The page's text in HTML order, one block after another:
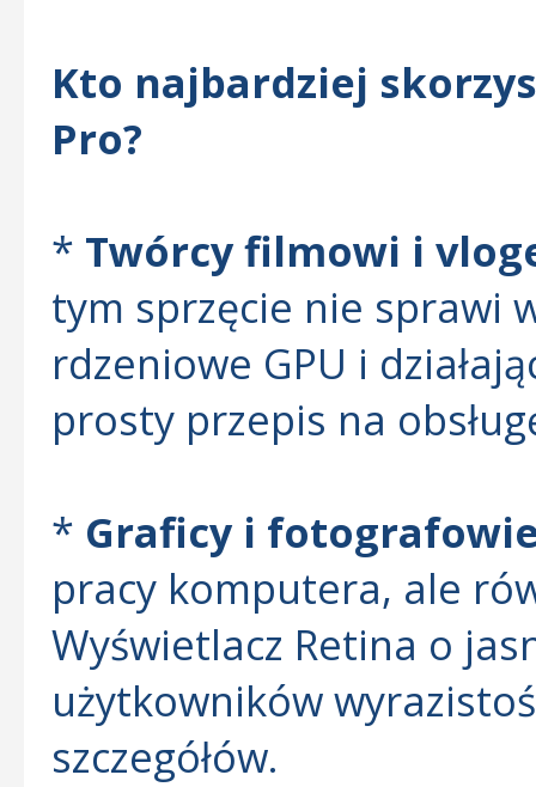
Kto najbardziej
Pro?
* Twórcy filmowi i
tym sprzęcie nie sprawi
rdzeniowe GPU i
prosty przepis na
* Graficy i
pracy komputera, ale
Wyświetlacz Retina o
użytkowników
szczegółów.